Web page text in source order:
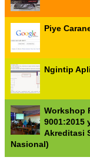
Piye
Ngintip
Workshop
9001:2015
Akreditasi
Nasional)